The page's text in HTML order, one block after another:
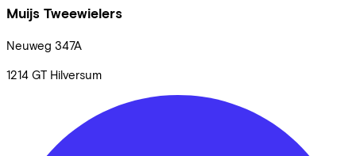
Muijs Tweewielers
Neuweg 347A
1214 GT Hilversum